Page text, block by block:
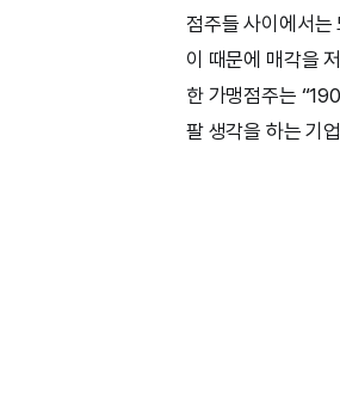
점주들 사이에서는
이 때문에 매각을
한 가맹점주는
팔 생각을 하는 기